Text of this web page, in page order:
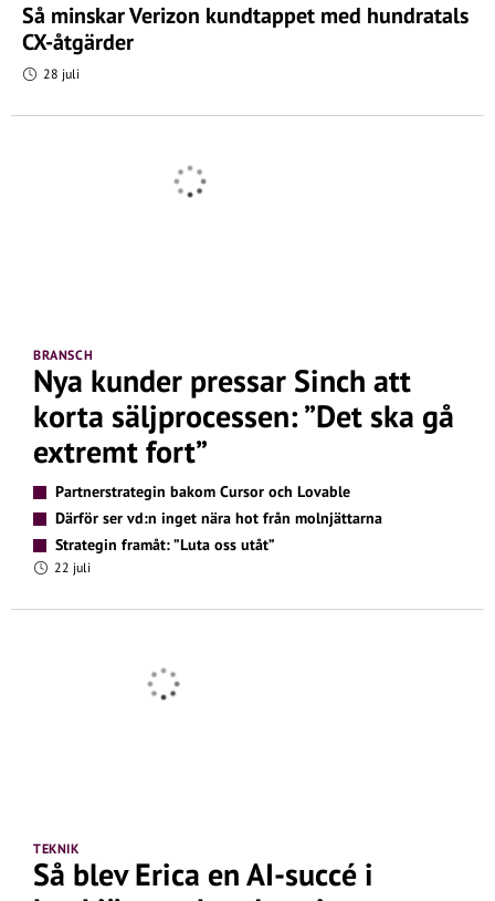
Så minskar Verizon kundtappet med hundratals
CX-åtgärder
28 juli
BRANSCH
Nya kunder pressar Sinch att
korta säljprocessen: ”Det ska gå
extremt fort”
Partnerstrategin bakom Cursor och Lovable
Därför ser vd:n inget nära hot från molnjättarna
Strategin framåt: ”Luta oss utåt”
22 juli
TEKNIK
Så blev Erica en AI-succé i